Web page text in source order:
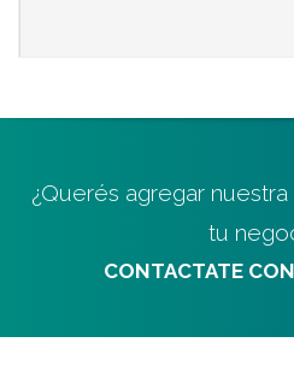
¿Querés agregar
tu
CONTACTATE